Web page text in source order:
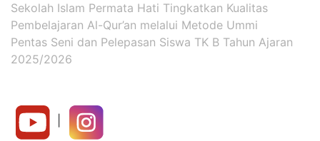
Sekolah Islam Permata Hati Tingkatkan Kualitas
Pembelajaran Al-Qur’an melalui Metode Ummi
Pentas Seni dan Pelepasan Siswa TK B Tahun Ajaran
2025/2026